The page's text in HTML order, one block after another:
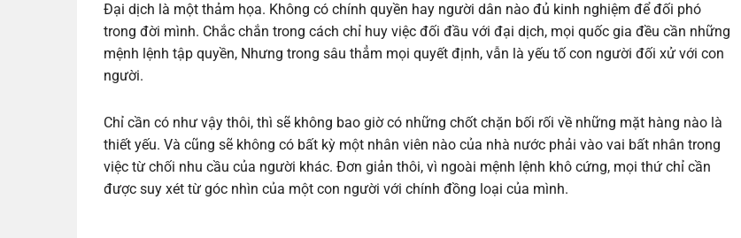
Đại dịch là một thảm họa. Không có chính quyền hay người dân nào đủ kinh nghiệm để đối phó
trong đời mình. Chắc chắn trong cách chỉ huy việc đối đầu với đại dịch, mọi quốc gia đều cần những
mệnh lệnh tập quyền, Nhưng trong sâu thẳm mọi quyết định, vẫn là yếu tố con người đối xử với con
người.
Chỉ cần có như vậy thôi, thì sẽ không bao giờ có những chốt chặn bối rối về những mặt hàng nào là
thiết yếu. Và cũng sẽ không có bất kỳ một nhân viên nào của nhà nước phải vào vai bất nhân trong
việc từ chối nhu cầu của người khác. Đơn giản thôi, vì ngoài mệnh lệnh khô cứng, mọi thứ chỉ cần
được suy xét từ góc nhìn của một con người với chính đồng loại của mình.